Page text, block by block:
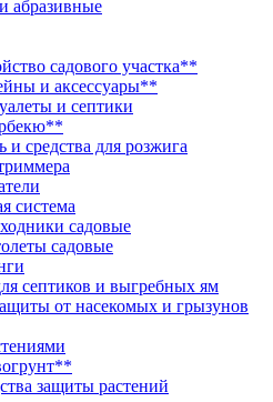
абразивные
садового участка**
и аксессуары**
и септики
и средства для розжига
система
садовые
садовые
септиков и выгребных ям
от насекомых и грызунов
защиты растений